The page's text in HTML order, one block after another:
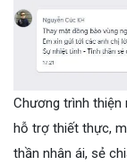
Chương trình thiện
hỗ trợ thiết thực,
thần nhân ái, sẻ